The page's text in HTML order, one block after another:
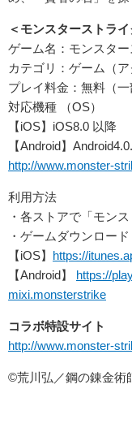
＜モンスターストライ
ゲーム名：モンスター
カテゴリ：ゲーム（ア
プレイ料金：無料（一
対応機種 （OS）
【iOS】iOS8.0 以降
【Android】
http://www.monster-
利用方法
・各ストアで「モン
・ゲームダウンロード
【iOS】 https://
【Android】 https://
mixi.monsterstrike
コラボ特設サイト
http://www.monster-
©荒川弘／鋼の錬金術